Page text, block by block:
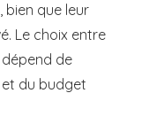
que leur
Le choix entre
de
du budget